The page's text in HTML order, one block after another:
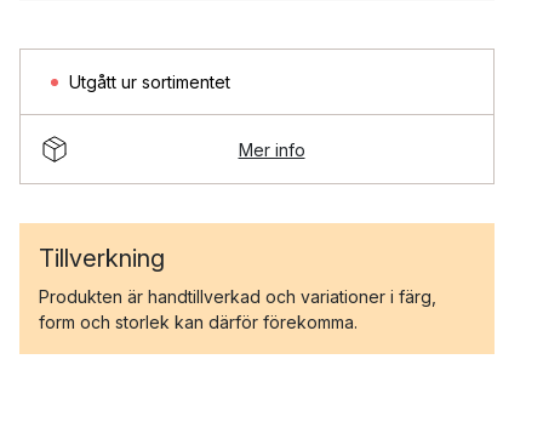
Utgått ur sortimentet
Mer info
Tillverkning
Produkten är handtillverkad och variationer i färg,
form och storlek kan därför förekomma.